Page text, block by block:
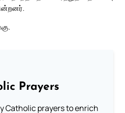
Prayers
Catholic prayers to enrich